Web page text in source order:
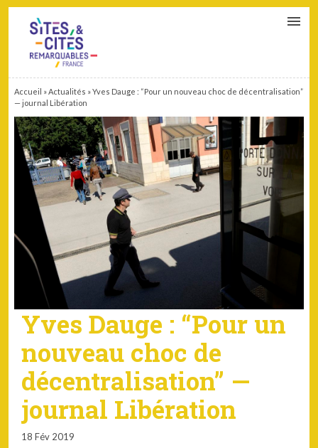
Accueil »Actualités »Yves Dauge : “Pour un nouveau choc de décentralisation”
— journal Libération
Yves Dauge : “Pour un
nouveau choc de
décentralisation” —
journal Libération
18 Fév 2019